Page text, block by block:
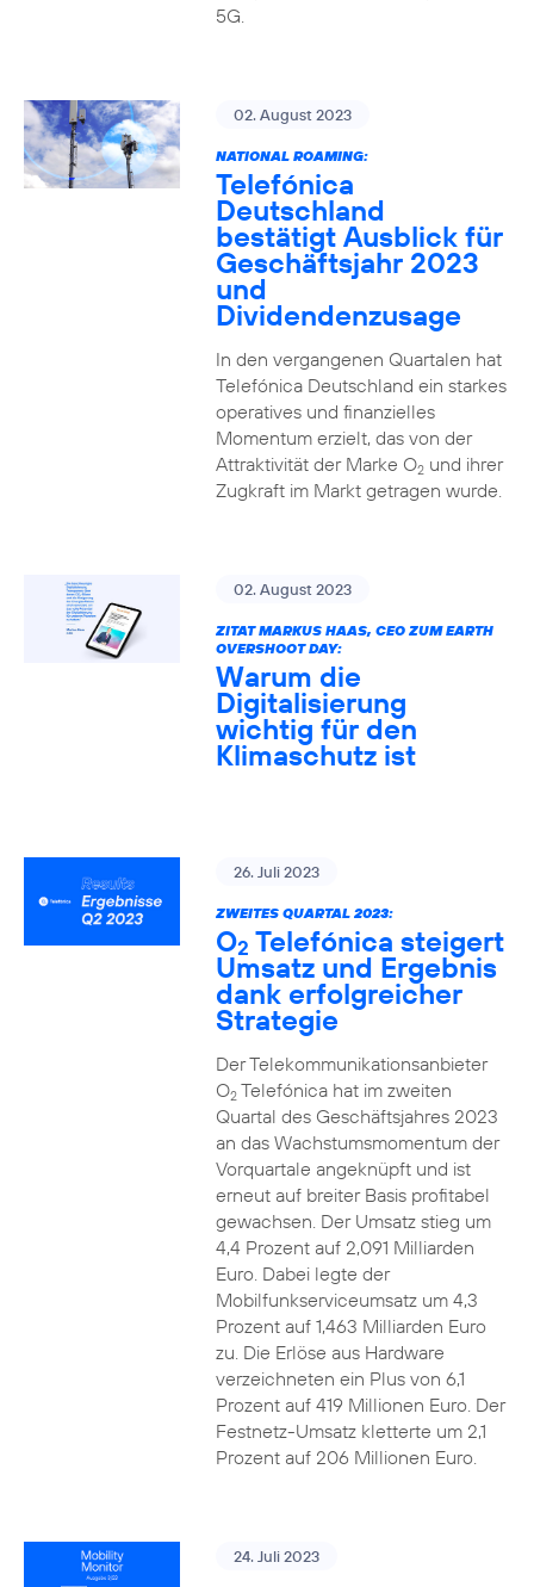
5G.
02. August 2023
NATIONAL ROAMING:
Telefónica
Deutschland
bestätigt Ausblick für
Geschäftsjahr 2023
und
Dividendenzusage
In den vergangenen Quartalen hat
Telefónica Deutschland ein starkes
operatives und finanzielles
Momentum erzielt, das von der
Attraktivität der Marke O2und ihrer
Zugkraft im Markt getragen wurde.
02. August 2023
ZITAT MARKUS HAAS, CEO ZUM EARTH
OVERSHOOT DAY:
Warum die
Digitalisierung
wichtig für den
Klimaschutz ist
26. Juli 2023
ZWEITES QUARTAL 2023:
O2 Telefónica steigert
Umsatz und Ergebnis
dank erfolgreicher
Strategie
Der Telekommunikationsanbieter
O2Telefónica hat im zweiten
Quartal des Geschäftsjahres 2023
an das Wachstumsmomentum der
Vorquartale angeknüpft und ist
erneut auf breiter Basis profitabel
gewachsen. Der Umsatz stieg um
4,4 Prozent auf 2,091 Milliarden
Euro. Dabei legte der
Mobilfunkserviceumsatz um 4,3
Prozent auf 1,463 Milliarden Euro
zu. Die Erlöse aus Hardware
verzeichneten ein Plus von 6,1
Prozent auf 419 Millionen Euro. Der
Festnetz-Umsatz kletterte um 2,1
Prozent auf 206 Millionen Euro.
24. Juli 2023